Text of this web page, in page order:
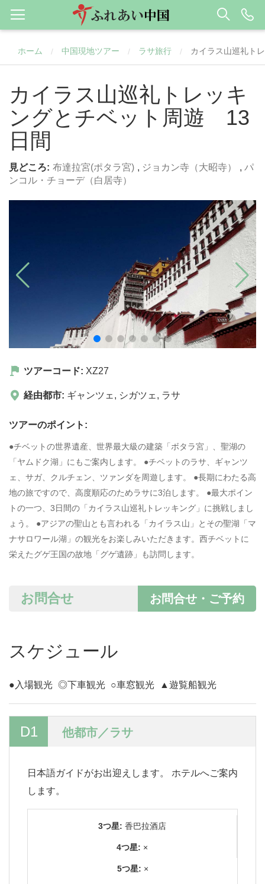
ホーム / 中国現地ツアー / ラサ旅行 / カイラス山巡礼ト
カイラス山巡礼トレッキ
ングとチベット周遊 13
日間
見どころ: 布達拉宮(ポタラ宮) , ジョカン寺（大昭寺） , パ
ンコル・チョーデ（白居寺）
ツアーコード: XZ27
経由都市: ギャンツェ , シガツェ , ラサ
ツアーのポイント:
●チベットの世界遺産、世界最大級の建築「ボタラ宮」、聖湖の
「ヤムドク湖」にもご案内します。 ●チベットのラサ、ギャンツ
ェ、サガ、クルチェン、ツァンダを周遊します。 ●長期にわたる高
地の旅ですので、高度順応のためラサに3泊します。 ●最大ポイン
トの一つ、3日間の「カイラス山巡礼トレッキング」に挑戦しまし
ょう。 ●アジアの聖山とも言われる「カイラス山」とその聖湖「マ
ナサロワール湖」の観光をお楽しみいただきます。西チベットに
栄えたグゲ王国の故地「グゲ遺跡」も訪問します。
お問合せ・ご予約
お問合せ
スケジュール
●入場観光 ◎下車観光 ○車窓観光 ▲遊覧船観光
D1 他都市／ラサ
日本語ガイドがお出迎えします。 ホテルへご案内
します。
3つ星: 香巴拉酒店
4つ星: ×
5つ星: ×